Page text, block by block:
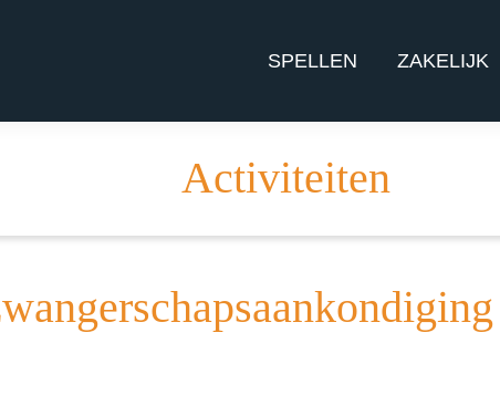
SPELLEN ZAKELIJK
Activiteiten